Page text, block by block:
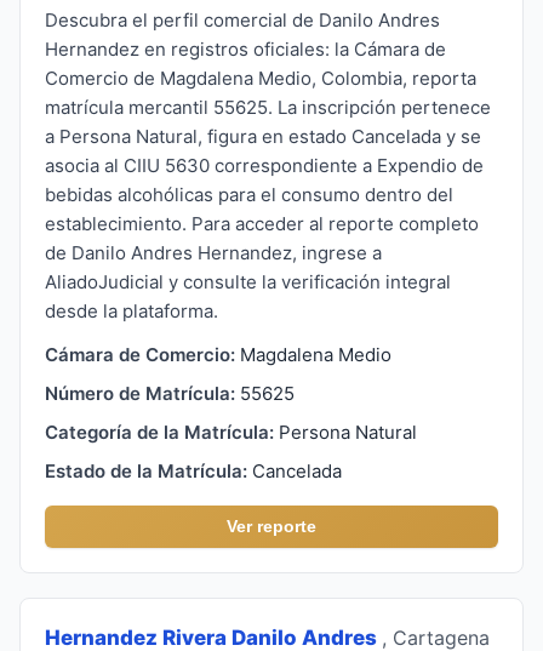
Descubra el perfil comercial de Danilo Andres
Hernandez en registros oficiales: la Cámara de
Comercio de Magdalena Medio, Colombia, reporta
matrícula mercantil 55625. La inscripción pertenece
a Persona Natural, figura en estado Cancelada y se
asocia al CIIU 5630 correspondiente a Expendio de
bebidas alcohólicas para el consumo dentro del
establecimiento. Para acceder al reporte completo
de Danilo Andres Hernandez, ingrese a
AliadoJudicial y consulte la verificación integral
desde la plataforma.
Cámara de Comercio: Magdalena Medio
Número de Matrícula: 55625
Categoría de la Matrícula: Persona Natural
Estado de la Matrícula: Cancelada
Ver reporte
Hernandez Rivera Danilo Andres , Cartagena